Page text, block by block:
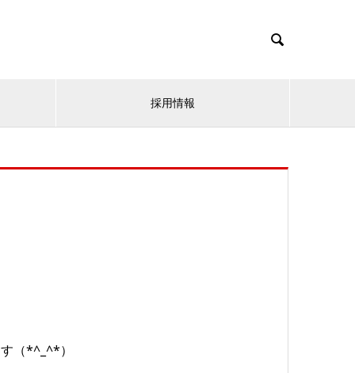

採用情報
（*^_^*）